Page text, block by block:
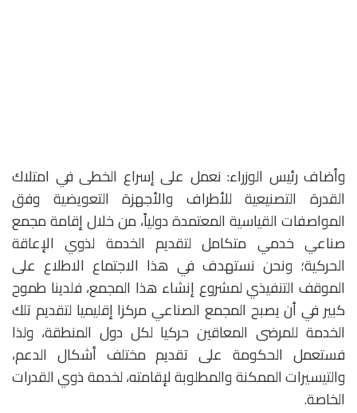
وأضاف رئيس الوزراء: نعمل على إسراع الخطى في امتلاك
القدرة التصنيعية للأطراف والأجهزة التعويضية وفق
المواصفات القياسية المعتمدة دولياً، من خلال إقامة مجمع
صناعي خدمي متكامل لتقديم الخدمة لذوي الإعاقة
الحركية؛ ونحن نستهدف في هذا الاجتماع الاطلاع على
الموقف التنفيذي لمشروع إنشاء هذا المجمع، فلدينا طموح
كبير في أن يصبح المجمع الصناعي مركزا إقليميا لتقديم تلك
الخدمة للمرضى المعاقين حركيا لكل دول المنطقة، ولذا
فستعمل الحكومة على تقديم مختلف أشكال الدعم،
والتيسيرات الممكنة والمطلوبة لإقامته، لخدمة ذوي القدرات
الخاصة.